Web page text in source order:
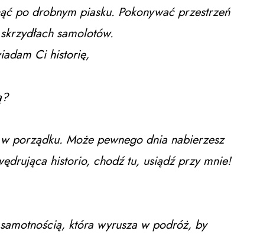
po drobnym piasku. Pokonywać przestrzeń
samolotów.
Ci historię,
porządku. Może pewnego dnia nabierzesz
historio, chodź tu, usiądź przy mnie!
która wyrusza w podróż, by